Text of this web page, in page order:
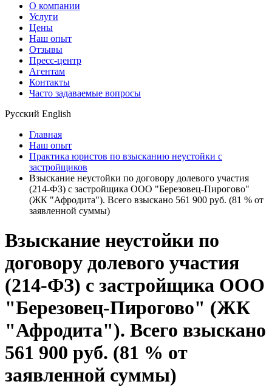
О компании
Услуги
Цены
Наш опыт
Отзывы
Пресс-центр
Агентам
Контакты
Часто задаваемые вопросы
Русский English
Главная
Наш опыт
Практика юристов по взысканию неустойки с
застройщиков
Взыскание неустойки по договору долевого участия
(214-ФЗ) с застройщика ООО "Березовец-Пирогово"
(ЖК "Афродита"). Всего взыскано 561 900 руб. (81 % от
заявленной суммы)
Взыскание неустойки по
договору долевого участия
(214-ФЗ) с застройщика ООО
"Березовец-Пирогово" (ЖК
"Афродита"). Всего взыскано
561 900 руб. (81 % от
заявленной суммы)